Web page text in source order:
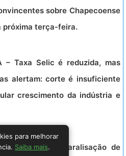
sobre Chapecoense
próxima terça-feira.
– Taxa Selic é reduzida, mas
alertam: corte é insuficiente
crescimento da indústria e
– CBF Anuncia Paralisação de
para melhorar
Saiba mais.